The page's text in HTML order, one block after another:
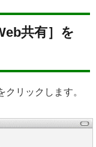
共有］を
リックします。